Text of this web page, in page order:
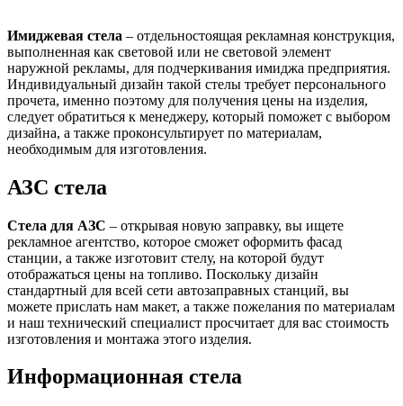
Имиджевая стела – отдельностоящая рекламная конструкция,
выполненная как световой или не световой элемент
наружной рекламы, для подчеркивания имиджа предприятия.
Индивидуальный дизайн такой стелы требует персонального
прочета, именно поэтому для получения цены на изделия,
следует обратиться к менеджеру, который поможет с выбором
дизайна, а также проконсультирует по материалам,
необходимым для изготовления.
АЗС стела
Стела для АЗС – открывая новую заправку, вы ищете
рекламное агентство, которое сможет оформить фасад
станции, а также изготовит стелу, на которой будут
отображаться цены на топливо. Поскольку дизайн
стандартный для всей сети автозаправных станций, вы
можете прислать нам макет, а также пожелания по материалам
и наш технический специалист просчитает для вас стоимость
изготовления и монтажа этого изделия.
Информационная стела